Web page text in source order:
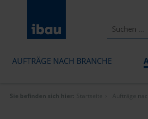
AUFTRÄGE NACH BRANCHE
Sie befinden sich hier: Startseite Aufträge